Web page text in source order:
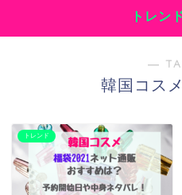
トレン
―
韓国コス
トレンド